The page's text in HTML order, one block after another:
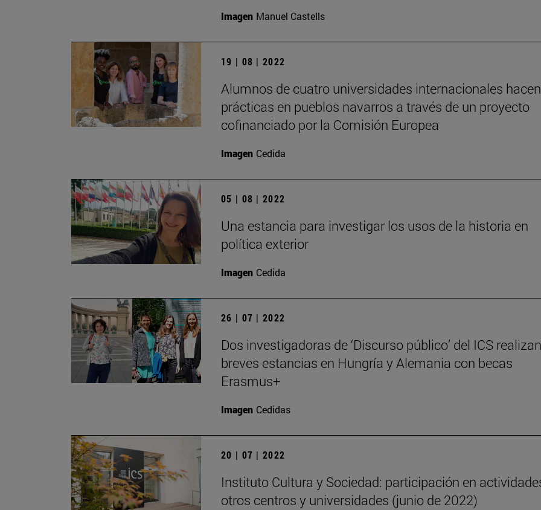
Imagen Manuel Castells
19 | 08 | 2022
Alumnos de cuatro universidades internacionales hacen
prácticas en pueblos navarros a través de un proyecto
cofinanciado por la Comisión Europea
Imagen Cedida
05 | 08 | 2022
Una estancia para investigar los usos de la historia en
política exterior
Imagen Cedida
26 | 07 | 2022
Dos investigadoras de ‘Discurso público’ del ICS realizan
breves estancias en Hungría y Alemania con becas
Erasmus+
Imagen Cedidas
20 | 07 | 2022
Instituto Cultura y Sociedad: participación en
otros centros y universidades (junio de 2022)